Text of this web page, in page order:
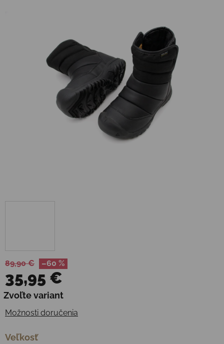
89,90 € –60 %
35,95 €
Jednotková cena:
Zvoľte variant
Možnosti doručenia
Veľkosť